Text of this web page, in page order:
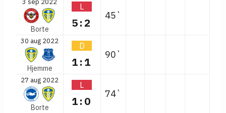
3 sep 2022
Borte
L
5:2
45`
30 aug 2022
Hjemme
D
1:1
90`
27 aug 2022
Borte
L
1:0
74`